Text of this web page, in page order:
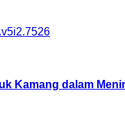
Kamang dalam